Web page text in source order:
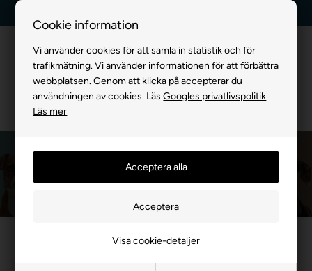
Cookie information
Vi använder cookies för att samla in statistik och för
trafikmätning. Vi använder informationen för att förbättra
webbplatsen. Genom att klicka på accepterar du
användningen av cookies. LäsGoogles privatlivspolitik
Läs mer
Visa cookie-detaljer
Planet Dog
Framsida»MÄRKEVARA»Planet Dog